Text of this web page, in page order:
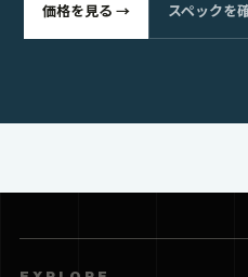
価格を見る → スペックを